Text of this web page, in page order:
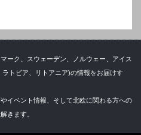
ーク、スウェーデン、ノルウェー、アイス
トビア、リトアニア)の情報をお届けす
イベント情報、そして北欧に関わる方への
きます。